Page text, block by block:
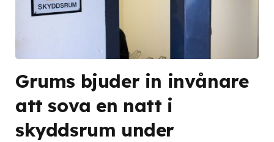
Grums bjuder in invånare
att sova en natt i
skyddsrum under